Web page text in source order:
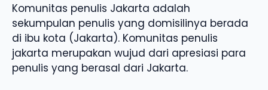
Komunitas penulis Jakarta adalah
sekumpulan penulis yang domisilinya berada
di ibu kota (Jakarta). Komunitas penulis
jakarta merupakan wujud dari apresiasi para
penulis yang berasal dari Jakarta.